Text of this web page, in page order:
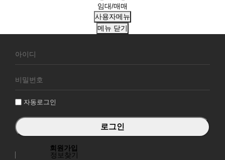
임대/매매
사용자메뉴
메뉴 닫기
원
그
자동로그인
회원가입
정보찾기